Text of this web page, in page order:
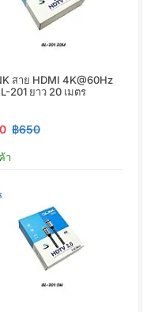
สาย HDMI 4K@60Hz
201 ยาว 20 เมตร
฿650
า